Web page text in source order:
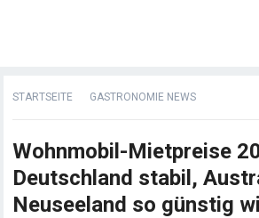
STARTSEITE GASTRONOMIE NEWS
Wohnmobil-Mietpreise
Deutschland stabil,
Neuseeland so günstig